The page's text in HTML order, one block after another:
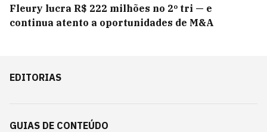
Fleury lucra R$ 222 milhões no 2º tri — e
continua atento a oportunidades de M&A
EDITORIAS
GUIAS DE CONTEÚDO